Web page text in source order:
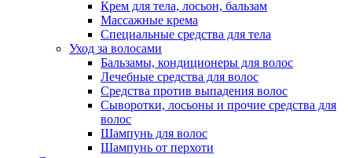
Крем для тела, лосьон, бальзам
Массажные крема
Специальные средства для тела
Уход за волосами
Бальзамы, кондиционеры для волос
Лечебные средства для волос
Средства против выпадения волос
Сыворотки, лосьоны и прочие средства для
волос
Шампунь для волос
Шампунь от перхоти